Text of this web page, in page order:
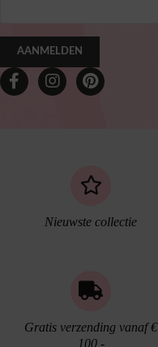
AANMELDEN
Nieuwste collectie
Gratis verzending vanaf €
100,-